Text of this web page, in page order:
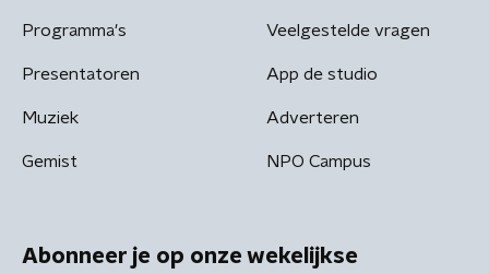
Programma's
Presentatoren
Muziek
Gemist
Veelgestelde vragen
App de studio
Adverteren
NPO Campus
Abonneer je op onze wekelijkse